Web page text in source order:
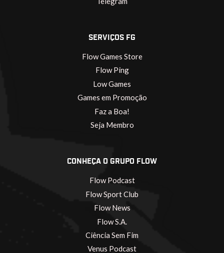
SERVIÇOS FG
Flow Games Store
Flow Ping
Low Games
Games em Promoção
Faz a Boa!
Seja Membro
CONHEÇA O GRUPO FLOW
Flow Podcast
Flow Sport Club
Flow News
Flow S.A.
Ciência Sem Fim
Venus Podcast